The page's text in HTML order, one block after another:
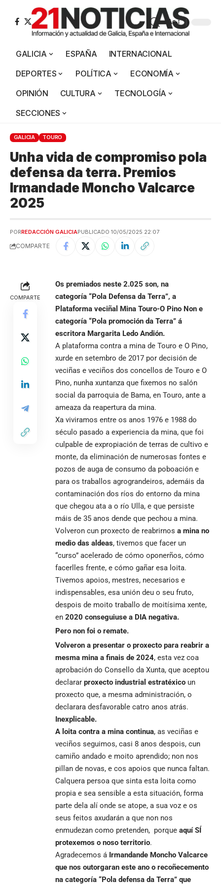
Aa
GALICIA ESPAÑA
INTERNACIONAL
DEPORTES
POLÍTICA
ECONOMÍA
OPINIÓN
CULTURA
TECNOLOGÍA
SECCIONES
GALICIA TOURO
Unha vida de compromiso pola
defensa da terra. Premios
Irmandade Moncho Valcarce
2025
PORREDACCIÓN GALICIAPUBLICADO 10/05/2025 22:07
COMPARTE
COMPARTE
Os premiados neste 2.025 son, na
categoría “Pola Defensa da Terra”, a
Plataforma veciñal Mina Touro-O Pino Non e
categoría “Pola promoción da Terra” á
escritora Margarita Ledo Andión.
A plataforma contra a mina de Touro e O Pino,
xurde en setembro de 2017 por decisión de
veciñas e veciños dos concellos de Touro e O
Pino, nunha xuntanza que fixemos no salón
social da parroquia de Bama, en Touro, ante a
ameaza da reapertura da mina.
Xa viviramos entre os anos 1976 e 1988 do
século pasado a experiencia da mina, que foi
culpable de expropiación de terras de cultivo e
monte, da eliminación de numerosas fontes e
pozos de auga de consumo da poboación e
para os traballos agrograndeiros, ademáis da
contaminación dos ríos do entorno da mina
que chegou ata a o río Ulla, e que persiste
máis de 35 anos dende que pechou a mina.
Volveron cun proxecto de reabrirnos a mina no
medio das aldeas, tivemos que facer un
“curso” acelerado de cómo oponerños, cómo
facerlles frente, e cómo gañar esa loita.
Tivemos apoios, mestres, necesarios e
indispensables, esa unión deu o seu fruto,
despois de moito traballo de moitísima xente,
en 2020 conseguiuse a DIA negativa.
Pero non foi o remate.
Volveron a presentar o proxecto para reabrir a
mesma mina a finais de 2024, esta vez coa
aprobación do Consello da Xunta, que aceptou
declarar proxecto industrial estratéxico un
proxecto que, a mesma administración, o
declarara desfavorable catro anos atrás.
Inexplicable.
A loita contra a mina continua, as veciñas e
veciños seguimos, casi 8 anos despois, cun
camiño andado e moito aprendido; non nos
pillan de novas, e cos apoios que nunca faltan.
Calquera persoa que sinta esta loita como
propia e sea sensible a esta situación, forma
parte dela alí onde se atope, a sua voz e os
seus feitos axudarán a que non nos
enmudezan como pretenden, porque aquí SÍ
protexemos o noso territorio.
Agradecemos á Irmandande Moncho Valcarce
que nos outorgaran este ano o recoñecemento
na categoría “Pola defensa da Terra” que